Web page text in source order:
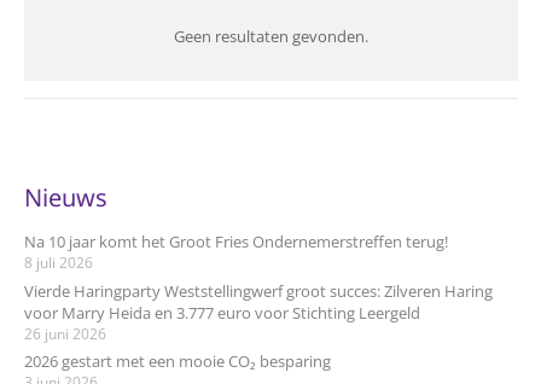
Geen resultaten gevonden.
Nieuws
Na 10 jaar komt het Groot Fries Ondernemerstreffen terug!
8 juli 2026
Vierde Haringparty Weststellingwerf groot succes: Zilveren Haring
voor Marry Heida en 3.777 euro voor Stichting Leergeld
26 juni 2026
2026 gestart met een mooie CO₂ besparing